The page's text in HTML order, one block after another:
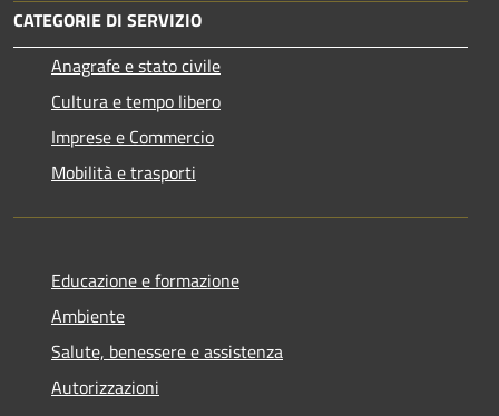
CATEGORIE DI SERVIZIO
Anagrafe e stato civile
Cultura e tempo libero
Imprese e Commercio
Mobilità e trasporti
Educazione e formazione
Ambiente
Salute, benessere e assistenza
Autorizzazioni